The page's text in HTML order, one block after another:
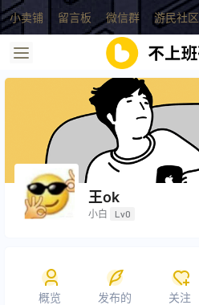
小卖铺 留言板 微信群 游民社区
王ok
小白 Lv0
概览 发布的 关注